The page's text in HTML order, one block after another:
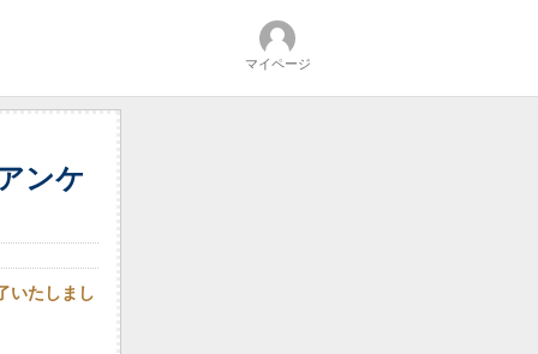
マイページ
ンケ
いたしまし